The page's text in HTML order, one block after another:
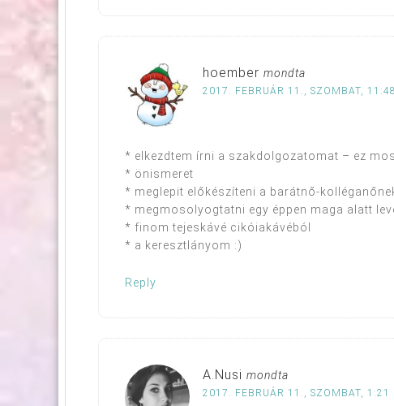
hoember mondta
2017. FEBRUÁR 11., SZOMBAT, 11:48
* elkezdtem írni a szakdolgozatomat – ez
* önismeret
* meglepit előkészíteni a barátnő-
* megmosolyogtatni egy éppen maga alatt
* finom tejeskávé cikóiakávéból
* a keresztlányom :)
Reply
A.Nusi mondta
2017. FEBRUÁR 11., SZOMBAT, 1:21